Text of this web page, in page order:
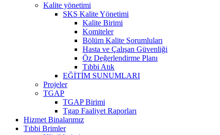
Kalite yönetimi
SKS Kalite Yönetimi
Kalite Birimi
Komiteler
Bölüm Kalite Sorumluları
Hasta ve Çalışan Güvenliği
Öz Değerlendirme Planı
Tıbbi Atık
EĞİTİM SUNUMLARI
Projeler
TGAP
TGAP Birimi
Tgap Faaliyet Raporları
Hizmet Binalarımız
Tıbbi Brimler